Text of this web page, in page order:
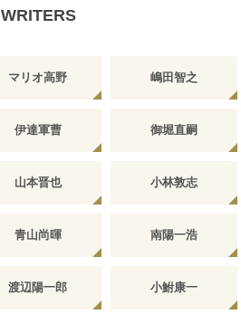
WRITERS
マリオ高野 嶋田智之
伊達軍曹 御堀直嗣
山本晋也 小林敦志
青山尚暉 南陽一浩
渡辺陽一郎 小鮒康一